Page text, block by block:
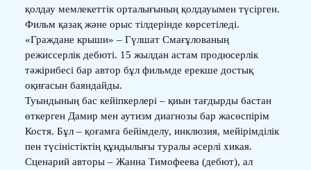
қолдау мемлекеттік орталығының қолдауымен түсірген.
Фильм қазақ және орыс тілдерінде көрсетіледі.
«Граждане крыши» – Гүлшат Смағұлованың
режиссерлік дебюті. 15 жылдан астам продюсерлік
тәжірибесі бар автор бұл фильмде ерекше достық
оқиғасын баяндайды.
Туындының бас кейіпкерлері – қиын тағдырды бастан
өткерген Дамир мен аутизм диагнозы бар жасөспірім
Костя. Бұл – қоғамға бейімделу, инклюзия, мейірімділік
пен түсіністіктің құндылығы туралы әсерлі хикая.
Сценарий авторы – Жанна Тимофеева (дебют), ал